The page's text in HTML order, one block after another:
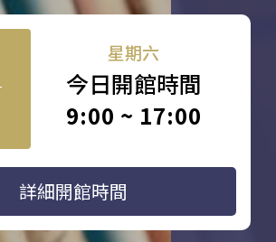
星期六
今日開館時間
9:00 ~ 17:00
詳細開館時間